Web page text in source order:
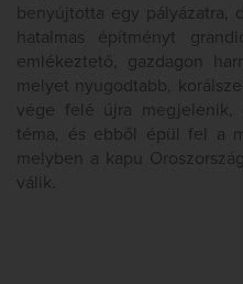
benyújtotta egy pályázatra,
hatalmas építményt
emlékeztető, gazdagon
melyet nyugodtabb,
vége felé újra megjelenik,
téma, és ebből épül fel a
melyben a kapu
válik.